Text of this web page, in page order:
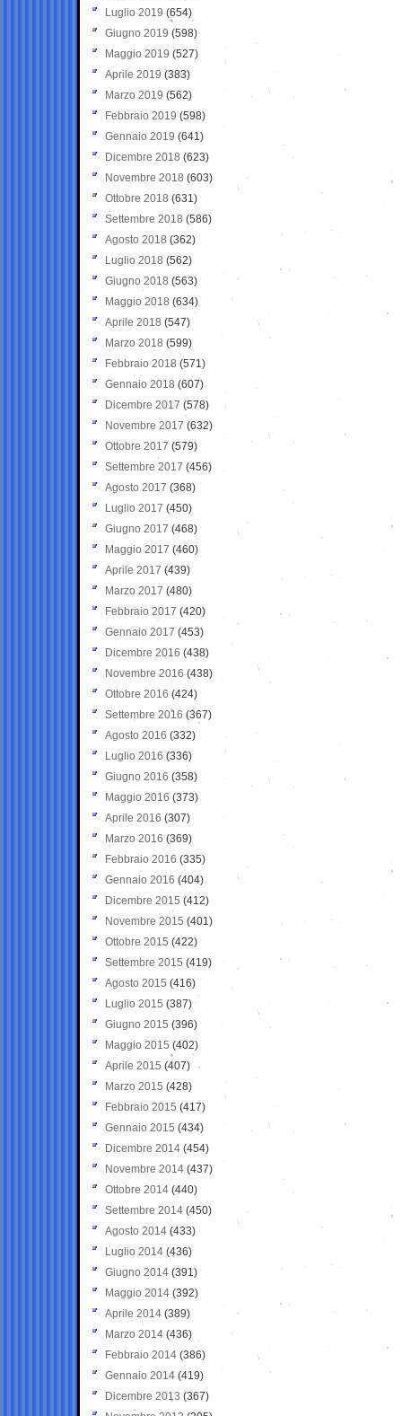
Luglio 2019 (654)
Giugno 2019 (598)
Maggio 2019 (527)
Aprile 2019 (383)
Marzo 2019 (562)
Febbraio 2019 (598)
Gennaio 2019 (641)
Dicembre 2018 (623)
Novembre 2018 (603)
Ottobre 2018 (631)
Settembre 2018 (586)
Agosto 2018 (362)
Luglio 2018 (562)
Giugno 2018 (563)
Maggio 2018 (634)
Aprile 2018 (547)
Marzo 2018 (599)
Febbraio 2018 (571)
Gennaio 2018 (607)
Dicembre 2017 (578)
Novembre 2017 (632)
Ottobre 2017 (579)
Settembre 2017 (456)
Agosto 2017 (368)
Luglio 2017 (450)
Giugno 2017 (468)
Maggio 2017 (460)
Aprile 2017 (439)
Marzo 2017 (480)
Febbraio 2017 (420)
Gennaio 2017 (453)
Dicembre 2016 (438)
Novembre 2016 (438)
Ottobre 2016 (424)
Settembre 2016 (367)
Agosto 2016 (332)
Luglio 2016 (336)
Giugno 2016 (358)
Maggio 2016 (373)
Aprile 2016 (307)
Marzo 2016 (369)
Febbraio 2016 (335)
Gennaio 2016 (404)
Dicembre 2015 (412)
Novembre 2015 (401)
Ottobre 2015 (422)
Settembre 2015 (419)
Agosto 2015 (416)
Luglio 2015 (387)
Giugno 2015 (396)
Maggio 2015 (402)
Aprile 2015 (407)
Marzo 2015 (428)
Febbraio 2015 (417)
Gennaio 2015 (434)
Dicembre 2014 (454)
Novembre 2014 (437)
Ottobre 2014 (440)
Settembre 2014 (450)
Agosto 2014 (433)
Luglio 2014 (436)
Giugno 2014 (391)
Maggio 2014 (392)
Aprile 2014 (389)
Marzo 2014 (436)
Febbraio 2014 (386)
Gennaio 2014 (419)
Dicembre 2013 (367)